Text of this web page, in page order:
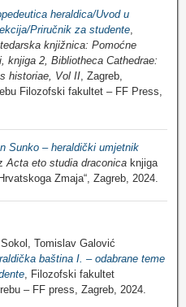
heraldica/Uvod u
Priručnik za studente,
knjižnica: Pomoćne
knjiga 2, Bibliotheca Cathedrae:
historiae, Vol II, Zagreb,
Filozofski fakultet – FF Press,
Sunko – heraldički umjetnik
Acta eto studia draconica knjiga
Zmaja“, Zagreb, 2024.
Tomislav Galović
baština I. – odabrane teme
, Filozofski fakultet
– FF press, Zagreb, 2024.